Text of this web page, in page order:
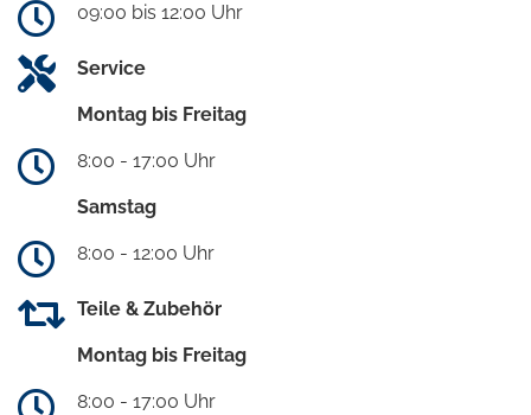
09:00 bis 12:00 Uhr
Service
Montag bis Freitag
8:00 - 17:00 Uhr
Samstag
8:00 - 12:00 Uhr
Teile & Zubehör
Montag bis Freitag
8:00 - 17:00 Uhr